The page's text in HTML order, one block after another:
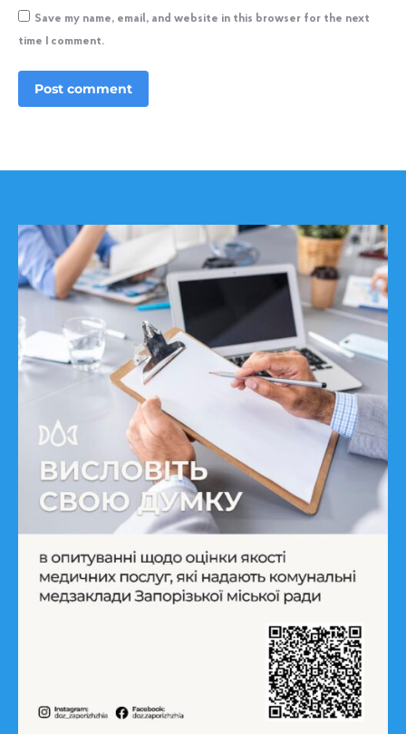
Save my name, email, and website in this browser for the next
time I comment.
Post comment